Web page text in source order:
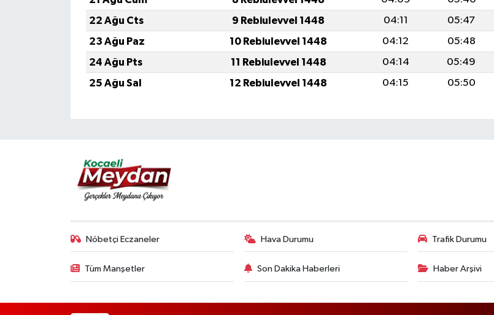
22 Ağu Cts
9 Rebiulevvel 1448 04:11 05:47
23 Ağu Paz
10 Rebiulevvel 1448 04:12 05:48
24 Ağu Pts
11 Rebiulevvel 1448 04:14 05:49
25 Ağu Sal
12 Rebiulevvel 1448 04:15 05:50
Nöbetçi Eczaneler Hava Durumu Trafik Durumu
Tüm Manşetler Son Dakika Haberleri Haber Arşivi